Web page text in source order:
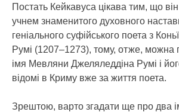
Постать Кейкавуса цікава тим, що
учнем знаменитого духовного
геніального суфійського поета з
Румі (1207–1273), тому, отже, можна
імя Мевляни Джеляледдіна Румі і
відомі в Криму вже за життя поета.
Зрештою, варто згадати ще про два